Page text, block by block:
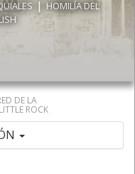
| HOMILÍA DEL
DE LA
ROCK